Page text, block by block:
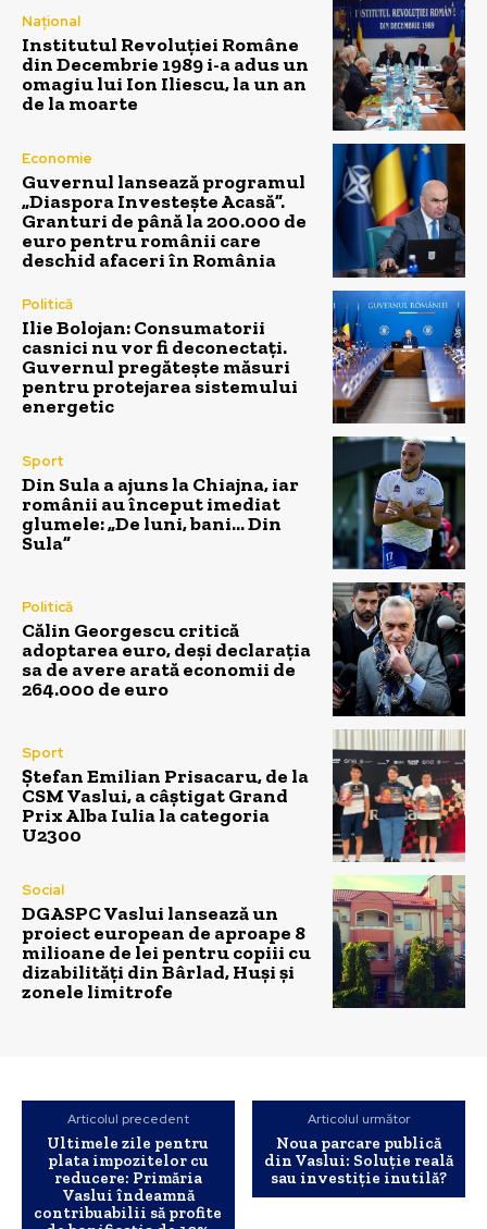
Național
Institutul Revoluției Române
din Decembrie 1989 i-a adus un
omagiu lui Ion Iliescu, la un an
de la moarte
Economie
Guvernul lansează programul
„Diaspora Investește Acasă”.
Granturi de până la 200.000 de
euro pentru românii care
deschid afaceri în România
Politică
Ilie Bolojan: Consumatorii
casnici nu vor fi deconectați.
Guvernul pregătește măsuri
pentru protejarea sistemului
energetic
Sport
Din Sula a ajuns la Chiajna, iar
românii au început imediat
glumele: „De luni, bani… Din
Sula”
Politică
Călin Georgescu critică
adoptarea euro, deși declarația
sa de avere arată economii de
264.000 de euro
Sport
Ștefan Emilian Prisacaru, de la
CSM Vaslui, a câștigat Grand
Prix Alba Iulia la categoria
U2300
Social
DGASPC Vaslui lansează un
proiect european de aproape 8
milioane de lei pentru copiii cu
dizabilități din Bârlad, Huși și
zonele limitrofe
Articolul precedent
Ultimele zile pentru
plata impozitelor cu
reducere: Primăria
Vaslui îndeamnă
contribuabilii să profite
Articolul următor
Noua parcare publică
din Vaslui: Soluție reală
sau investiție inutilă?